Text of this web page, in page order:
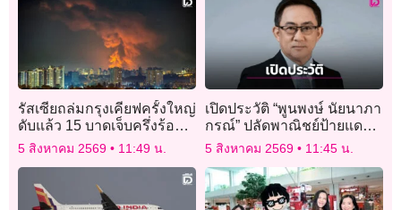
รัสเซียถล่มกรุงเคียฟครั้งใหญ่
ดับแล้ว 15 บาดเจ็บครึ่งร้อย
โกดังสินค้าพังยับ
5 สิงหาคม 2569 11:49 น.
เปิดประวัติ “พูนพงษ์ นัยนาภา
กรณ์” ปลัดพาณิชย์ป้ายแดง
คีย์แมนไทยช่วยไทย-มือ
5 สิงหาคม 2569 11:45 น.